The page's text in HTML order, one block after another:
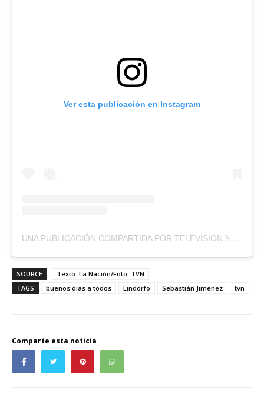
Ver esta publicación en Instagram
UNA PUBLICACIÓN COMPARTIDA POR TELEVISION NACIONAL DE CHILE (@TVN)
SOURCE
Texto: La Nación/Foto: TVN
TAGS
buenos dias a todos Lindorfo Sebastián Jiménez tvn
Comparte esta noticia